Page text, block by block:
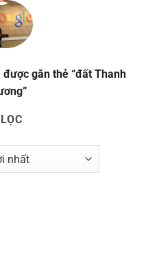
được gắn thẻ “đất Thanh
LỌC